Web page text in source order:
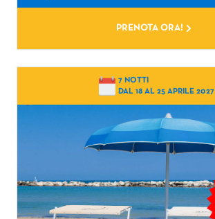
PRENOTA ORA!
7 NOTTI
DAL 18 AL 25 APRILE 2027